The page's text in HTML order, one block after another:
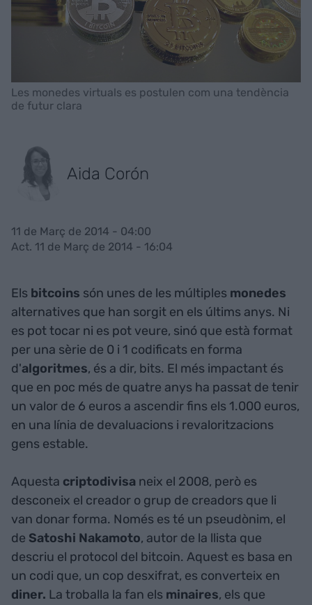
Les monedes virtuals es postulen com una tendència
de futur clara
Aida Corón
11 de Març de 2014 - 04:00
Act. 11 de Març de 2014 - 16:04
Els bitcoins són unes de les múltiples monedes
alternatives que han sorgit en els últims anys. Ni
es pot tocar ni es pot veure, sinó que està format
per una sèrie de 0 i 1 codificats en forma
d'algoritmes, és a dir, bits. El més impactant és
que en poc més de quatre anys ha passat de tenir
un valor de 6 euros a ascendir fins els 1.000 euros,
en una línia de devaluacions i revaloritzacions
gens estable.
Aquesta criptodivisa neix el 2008, però es
desconeix el creador o grup de creadors que li
van donar forma. Només es té un pseudònim, el
de Satoshi Nakamoto, autor de la llista que
descriu el protocol del bitcoin. Aquest es basa en
un codi que, un cop desxifrat, es converteix en
diner. La troballa la fan els minaires, els que